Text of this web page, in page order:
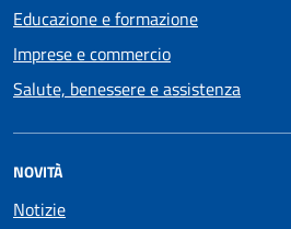
Educazione e formazione
Imprese e commercio
Salute, benessere e assistenza
NOVITÀ
Notizie